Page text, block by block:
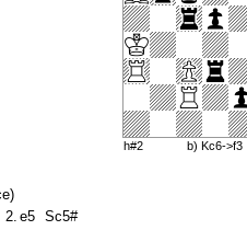
h#2 b) Kc6->f3
2. e5 Sc5#